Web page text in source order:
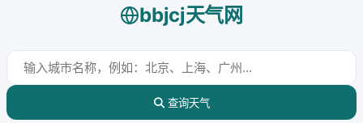
bbjcj天气网
查询天气